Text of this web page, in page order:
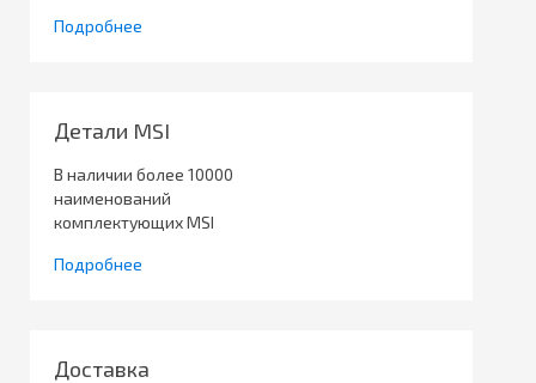
Подробнее
Детали MSI
В наличии более 10000
наименований
комплектующих MSI
Подробнее
Доставка